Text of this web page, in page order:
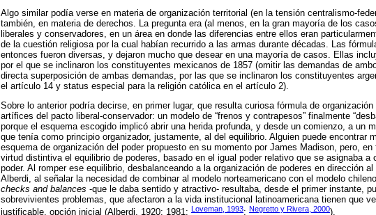
Algo similar podía verse en materia de organización territorial (en la tensión centralismo-
también, en materia de derechos. La pregunta era (al menos, en la gran mayoría de los
liberales y conservadores, en un área en donde las diferencias entre ellos eran
de la cuestión religiosa por la cual habían recurrido a las armas durante décadas. Las
entonces fueron diversas, y dejaron mucho que desear en una mayoría de casos. Ellas
por el que se inclinaron los constituyentes mexicanos de 1857 (omitir las demandas de
directa superposición de ambas demandas, por las que se inclinaron los constituyentes
el artículo 14 y status especial para la religión católica en el artículo 2).
Sobre lo anterior podría decirse, en primer lugar, que resulta curiosa fórmula de
artífices del pacto liberal-conservador: un modelo de “frenos y contrapesos” finalmente
porque el esquema escogido implicó abrir una herida profunda, y desde un comienzo, a un
que tenía como principio organizador, justamente, al del equilibrio. Alguien puede encontrar
esquema de organización del poder propuesto en su momento por James Madison, pero,
virtud distintiva el equilibrio de poderes, basado en el igual poder relativo que se asignaba a
poder. Al romper ese equilibrio, desbalanceando a la organización de poderes en dirección
Alberdi, al señalar la necesidad de combinar al modelo norteamericano con el modelo
checks and balances -que le daba sentido y atractivo- resultaba, desde el primer instante,
sobrevivientes problemas, que afectaron a la vida institucional latinoamericana tienen que
justificable, opción inicial (Alberdi, 1920; 1981; Loveman, 1993; Negretto y Rivera, 2000).